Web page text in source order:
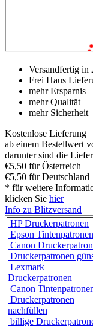
Versandfertig in
Frei Haus
mehr Ersparnis
mehr Qualität
mehr Sicherheit
Kostenlose Lieferung
ab einem Bestellwert
darunter sind die
€5,50 für Österreich
€5,50 für Deutschland
* für weitere
klicken Sie hier
Info zu Blitzversand
HP Druckerpatronen
Epson Tintenpatronen
Canon
Druckerpatronen
Lexmark
Druckerpatronen
Canon
Druckerpatronen
nachfüllen
billige